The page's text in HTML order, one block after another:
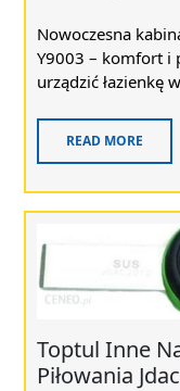
Nowoczesna
Y9003 – komfort i
urządzić łazienkę
READ MORE
Toptul Inne
Piłowania